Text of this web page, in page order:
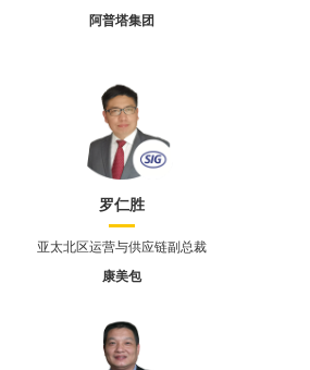
阿普塔集团
罗仁胜
亚太北区运营与供应链副总裁
康美包